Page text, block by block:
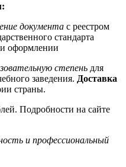
документа с реестром
стандарта
оформлении
степень для
заведения. Доставка
страны.
Подробности на сайте
и профессиональный